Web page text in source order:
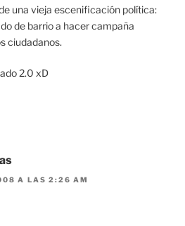
una vieja escenificación política:
de barrio a hacer campaña
ciudadanos.
2.0 xD
A LAS 2:26 AM